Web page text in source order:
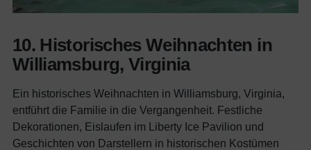
10. Historisches Weihnachten in
Williamsburg, Virginia
Ein historisches Weihnachten in Williamsburg, Virginia,
entführt die Familie in die Vergangenheit. Festliche
Dekorationen, Eislaufen im Liberty Ice Pavilion und
Geschichten von Darstellern in historischen Kostümen